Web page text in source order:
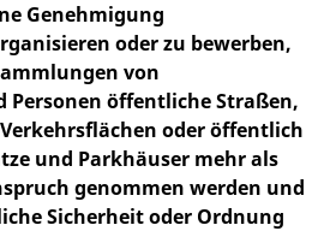
Genehmigung
oder zu bewerben,
von
Personen öffentliche Straßen,
oder öffentlich
und Parkhäuser mehr als
genommen werden und
Sicherheit oder Ordnung